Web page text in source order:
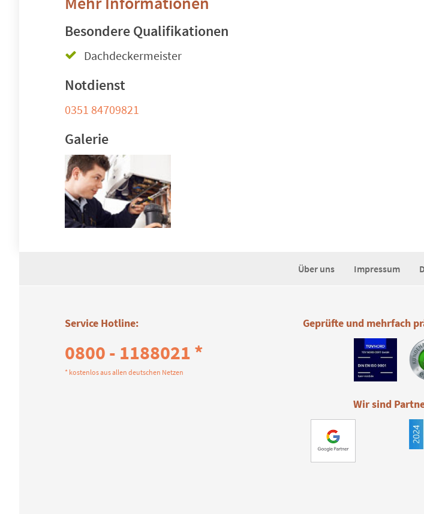
Besondere Qualifikationen
Dachdeckermeister
Notdienst
0351 84709821
Galerie
Über uns Impressum
Service Hotline:
0800 - 1188021 *
* kostenlos aus allen deutschen Netzen
Geprüfte und mehrfach
Wir sind